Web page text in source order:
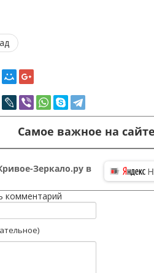
Самое важное на
Зеркало.ру в
комментарий